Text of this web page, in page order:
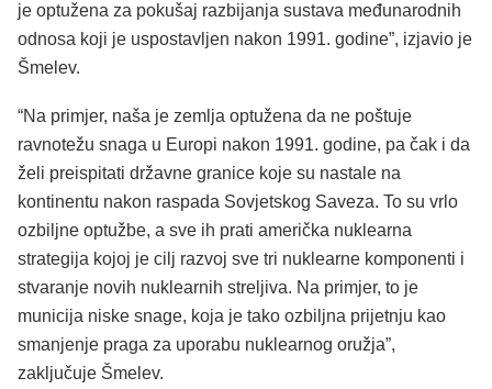
je optužena za pokušaj razbijanja sustava međunarodnih
odnosa koji je uspostavljen nakon 1991. godine”, izjavio je
Šmelev.
“Na primjer, naša je zemlja optužena da ne poštuje
ravnotežu snaga u Europi nakon 1991. godine, pa čak i da
želi preispitati državne granice koje su nastale na
kontinentu nakon raspada Sovjetskog Saveza. To su vrlo
ozbiljne optužbe, a sve ih prati američka nuklearna
strategija kojoj je cilj razvoj sve tri nuklearne komponenti i
stvaranje novih nuklearnih streljiva. Na primjer, to je
municija niske snage, koja je tako ozbiljna prijetnju kao
smanjenje praga za uporabu nuklearnog oružja”,
zaključuje Šmelev.